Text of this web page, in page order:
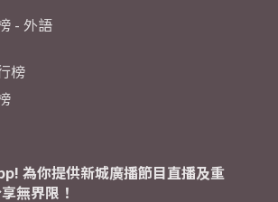
- 外語
榜
為你提供新城廣播節目直播及重
無界限！